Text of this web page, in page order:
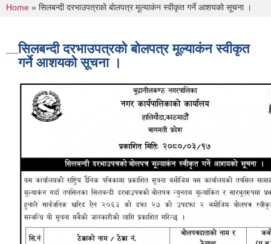
You are here
Home » सिलबन्दी दरभाउपत्रको बोलपत्र मूल्याकंन स्वीकृत गर्ने आशयको सूचना ।
सिलबन्दी दरभाउपत्रको बोलपत्र मूल्याकंन स्वीकृत
गर्ने आशयको सूचना ।